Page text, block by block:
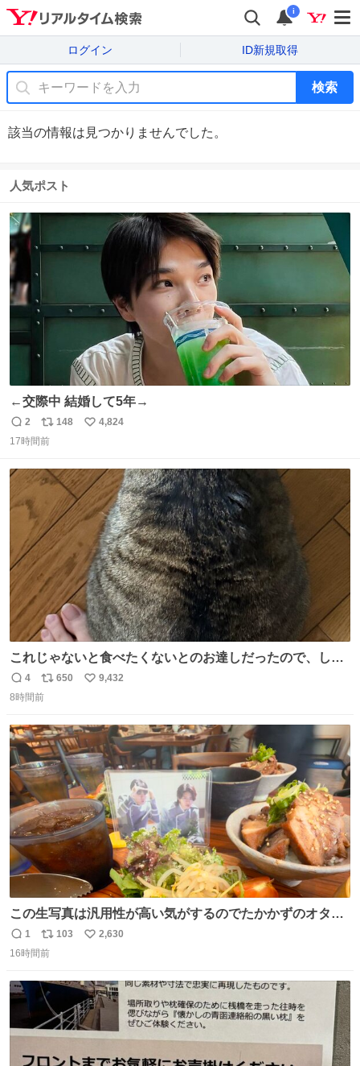
i
ログイン ID新規取得
検索
該当の情報は見つかりませんでした。
人気ポスト
←交際中 結婚して5年→
返
信
2
リ
ポ
ト
148
い
数
4,824
17時間前
これじゃないと食べたくないとのお達しだったので、しっ
ぽ置き場係になっている
返
信
4
リ
ポ
ト
数
650
い
数
9,432
8時間前
この生写真は汎用性が高い気がするのでたかかずのオタク
は絶対買った方が良いw
返
信
1
リ
ポ
ト
数
103
い
数
2,630
16時間前